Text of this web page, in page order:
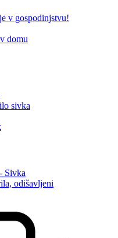
v gospodinjstvu!
domu
sivka
Sivka
odišavljeni